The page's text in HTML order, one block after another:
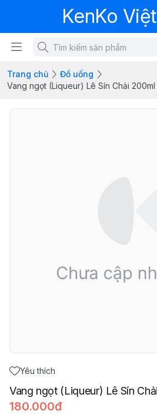
KenKo
Trang chủ
Đồ uống
Vang ngọt (Liqueur) Lê Sín Chải 200ml
Yêu thích
Vang ngọt (Liqueur) Lê Sín
180.000đ